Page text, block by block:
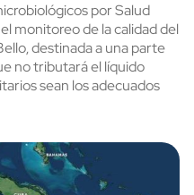
por Salud
monitoreo de la calidad del
destinada a una parte
no tributará el líquido
sean los adecuados